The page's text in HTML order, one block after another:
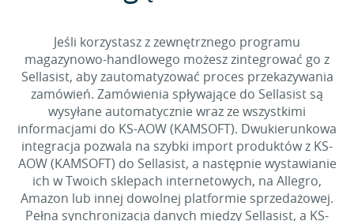
Jeśli korzystasz z zewnętrznego programu
magazynowo-handlowego możesz zintegrować go z
Sellasist, aby zautomatyzować proces przekazywania
zamówień. Zamówienia spływające do Sellasist są
wysyłane automatycznie wraz ze wszystkimi
informacjami do KS-AOW (KAMSOFT). Dwukierunkowa
integracja pozwala na szybki import produktów z KS-
AOW (KAMSOFT) do Sellasist, a następnie wystawianie
ich w Twoich sklepach internetowych, na Allegro,
Amazon lub innej dowolnej platformie sprzedażowej.
Pełna synchronizacja danych między Sellasist, a KS-